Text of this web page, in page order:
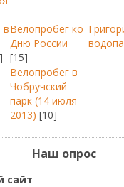
вВелопробег ко
Дню России
[15]
Велопробег в
Чобручский
парк (14 июля
2013) [10]
Наш опрос
сайт